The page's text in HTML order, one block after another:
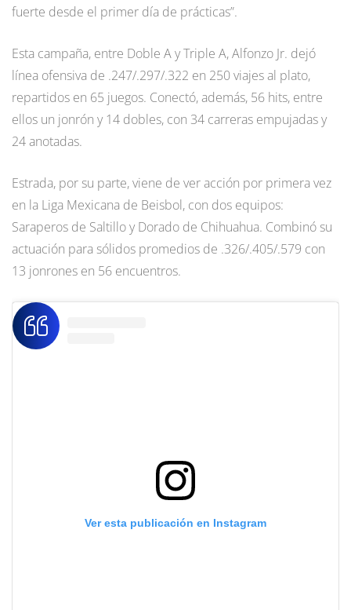
fuerte desde el primer día de prácticas”.
Esta campaña, entre Doble A y Triple A, Alfonzo Jr. dejó
línea ofensiva de .247/.297/.322 en 250 viajes al plato,
repartidos en 65 juegos. Conectó, además, 56 hits, entre
ellos un jonrón y 14 dobles, con 34 carreras empujadas y
24 anotadas.
Estrada, por su parte, viene de ver acción por primera vez
en la Liga Mexicana de Beisbol, con dos equipos:
Saraperos de Saltillo y Dorado de Chihuahua. Combinó su
actuación para sólidos promedios de .326/.405/.579 con
13 jonrones en 56 encuentros.
Ver esta publicación en Instagram